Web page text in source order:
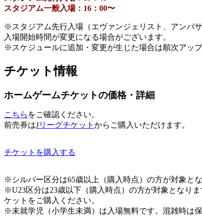
スタジアム一般入場：16：00〜
※スタジアム先行入場（エヴァンジェリスト、アンバ
入場開始時間が変更になる場合がございます。
※スケジュールに追加・変更が生じた場合は順次アップ
チケット情報
ホームゲームチケットの価格・詳細
こちら をご確認ください。
前売券はJリーグチケット からご購入いただけます。
チケットを購入する
※シルバー区分は65歳以上（購入時点）の方が対象とな
※U23区分は23歳以下（購入時点）の方が対象となり
ケットをご購入ください。
※未就学児（小学生未満）は入場無料です。混雑時は